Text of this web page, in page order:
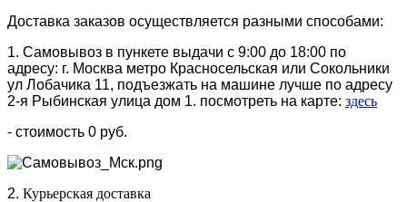
Доставка заказов осуществляется разными способами:
1. Самовывоз в пункете выдачи с 9:00 до 18:00 по
адресу: г. Москва метро Красносельская или Сокольники
ул Лобачика 11, подъезжать на машине лучше по адресу
2-я Рыбинская улица дом 1. посмотреть на карте: здесь
- стоимость 0 руб.
2. Курьерская доставка